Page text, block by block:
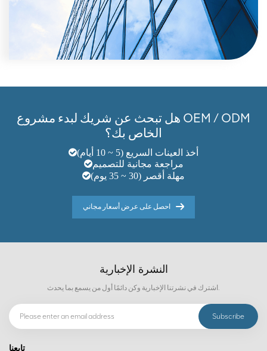
هل تبحث عن شريك لبدء مشروع OEM / ODM
الخاص بك؟
أخذ العينات السريع (5 ~ 10 أيام)
مراجعة مجانية للتصميم
مهلة أقصر (30 ~ 35 يوم)
احصل على عرض أسعار مجاني
النشرة الإخبارية
تابعنا